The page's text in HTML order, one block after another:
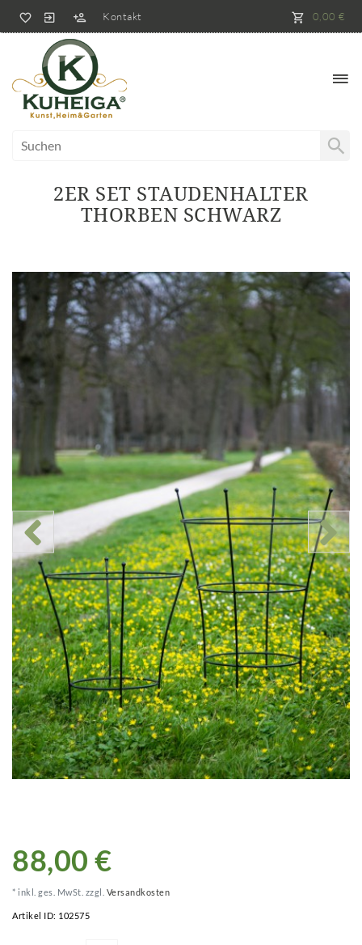
Kontakt 0,00 €
2ER SET STAUDENHALTER
THORBEN SCHWARZ
88,00 €
* inkl. ges. MwSt. zzgl. Versandkosten
Artikel ID: 102575